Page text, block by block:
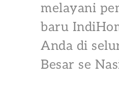
melayani
baru
Anda di
Besar se